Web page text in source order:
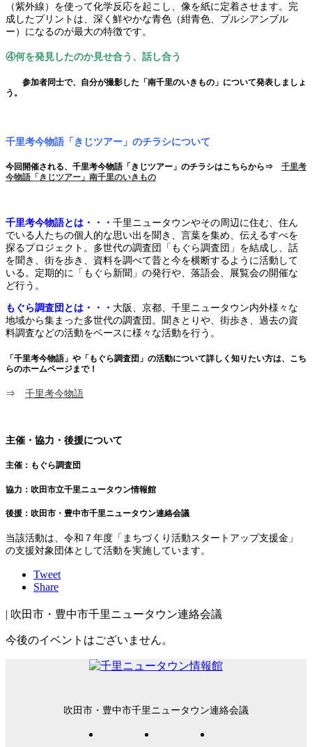
（紫外線）を使って化学反応を起こし、像を紙に定着させます。完
成したプリントは、深く鮮やかな青色（紺青色、プルシアンブル
ー）になるのが最大の特徴です。
④何を発見したのか見せ合う、話し合う
参加者同士で、自分が撮影した「南千里のいきもの」について発表しましょ
う。
千里考今物語「きじツアー」のチラシについて
今回開催される、千里考今物語「きじツアー」のチラシはこちらから⇒ 千里考
今物語「きじツアー」南千里のいきもの
千里考今物語とは・・・ 千里ニュータウンやその周辺に住む、住ん
でいる人たちの個人的な思い出を聞き、言葉を集め、伝えるすべを
探るプロジェクト。多世代の調査団「もぐら調査団」を結成し、話
を聞き、街を歩き、資料を調べて昔と今を横断するように活動して
いる。定期的に「もぐら新聞」の発行や、落語会、展覧会の開催な
ど行う。
もぐら調査団とは・・・ 大阪、京都、千里ニュータウン内外様々な
地域から集まった多世代の調査団。聞きとりや、街歩き、過去の資
料調査などの活動をベースに様々な活動を行う。
「千里考今物語」や「もぐら調査団」の活動について詳しく知りたい方は、こち
らのホームページまで！
⇒ 千里考今物語
主催・協力・後援について
主催：もぐら調査団
協力：吹田市立千里ニュータウン情報館
後援：吹田市・豊中市千里ニュータウン連絡会議
当該活動は、令和７年度「まちづくり活動スタートアップ支援金」
の支援対象団体として活動を実施しています。
Tweet
Share
| 吹田市・豊中市千里ニュータウン連絡会議
今後のイベントはございません。
吹田市・豊中市千里ニュータウン連絡会議